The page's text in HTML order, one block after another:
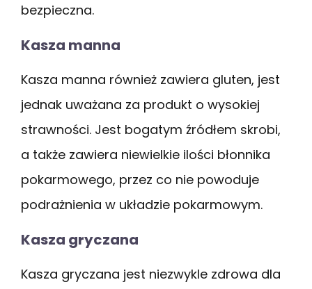
bezpieczna.
Kasza manna
Kasza manna również zawiera gluten, jest
jednak uważana za produkt o wysokiej
strawności. Jest bogatym źródłem skrobi,
a także zawiera niewielkie ilości błonnika
pokarmowego, przez co nie powoduje
podrażnienia w układzie pokarmowym.
Kasza gryczana
Kasza gryczana jest niezwykle zdrowa dla